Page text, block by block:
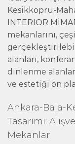
Kesikkopru-
INTERIOR
mekanlarını,
alanları,
dinlenme
ve estetiği ön
Ankara-Bala-
Tasarımı:
Mekanlar